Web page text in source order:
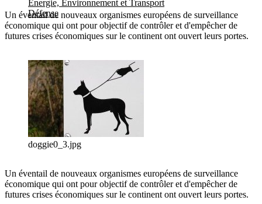
Energie, Environnement et Transport
Défense
Un éventail de nouveaux organismes européens de surveillance
économique qui ont pour objectif de contrôler et d'empêcher de
futures crises économiques sur le continent ont ouvert leurs portes.
doggie0_3.jpg
Un éventail de nouveaux organismes européens de surveillance
économique qui ont pour objectif de contrôler et d'empêcher de
futures crises économiques sur le continent ont ouvert leurs portes.